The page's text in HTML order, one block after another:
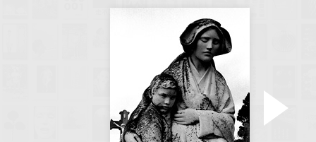
tombes, mausolées,
cénotaphes et
recueil
d'architectures
symbolismes,
d'érotismes,
métaphysique, de
d'oublis